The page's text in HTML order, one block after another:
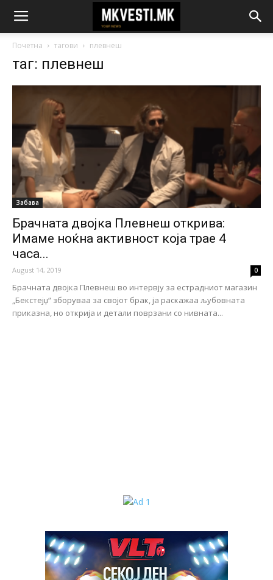
Почетна тагови плевнеш
таг: плевнеш
Забава
Брачната двојка Плевнеш открива:
Имаме ноќна активност која трае 4
часа...
August 14, 2019 0
Брачната двојка Плевнеш во интервју за естрадниот магазин
„Бекстејџ“ зборуваа за својот брак, ја раскажаа љубовната
приказна, но открија и детали поврзани со нивната...